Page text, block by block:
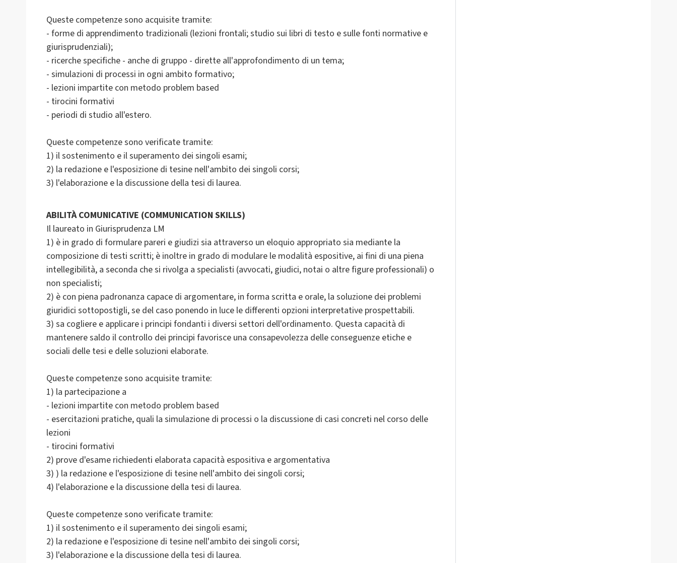
Queste competenze sono acquisite tramite:
- forme di apprendimento tradizionali (lezioni frontali; studio sui libri di testo e sulle fonti normative e
giurisprudenziali);
- ricerche specifiche - anche di gruppo - dirette all'approfondimento di un tema;
- simulazioni di processi in ogni ambito formativo;
- lezioni impartite con metodo problem based
- tirocini formativi
- periodi di studio all'estero.
Queste competenze sono verificate tramite:
1) il sostenimento e il superamento dei singoli esami;
2) la redazione e l'esposizione di tesine nell'ambito dei singoli corsi;
3) l'elaborazione e la discussione della tesi di laurea.
ABILITÀ COMUNICATIVE (COMMUNICATION SKILLS)
Il laureato in Giurisprudenza LM
1) è in grado di formulare pareri e giudizi sia attraverso un eloquio appropriato sia mediante la
composizione di testi scritti; è inoltre in grado di modulare le modalità espositive, ai fini di una piena
intellegibilità, a seconda che si rivolga a specialisti (avvocati, giudici, notai o altre figure professionali) o
non specialisti;
2) è con piena padronanza capace di argomentare, in forma scritta e orale, la soluzione dei problemi
giuridici sottopostigli, se del caso ponendo in luce le differenti opzioni interpretative prospettabili.
3) sa cogliere e applicare i principi fondanti i diversi settori dell'ordinamento. Questa capacità di
mantenere saldo il controllo dei principi favorisce una consapevolezza delle conseguenze etiche e
sociali delle tesi e delle soluzioni elaborate.
Queste competenze sono acquisite tramite:
1) la partecipazione a
- lezioni impartite con metodo problem based
- esercitazioni pratiche, quali la simulazione di processi o la discussione di casi concreti nel corso delle
lezioni
- tirocini formativi
2) prove d'esame richiedenti elaborata capacità espositiva e argomentativa
3) ) la redazione e l'esposizione di tesine nell'ambito dei singoli corsi;
4) l'elaborazione e la discussione della tesi di laurea.
Queste competenze sono verificate tramite:
1) il sostenimento e il superamento dei singoli esami;
2) la redazione e l'esposizione di tesine nell'ambito dei singoli corsi;
3) l'elaborazione e la discussione della tesi di laurea.